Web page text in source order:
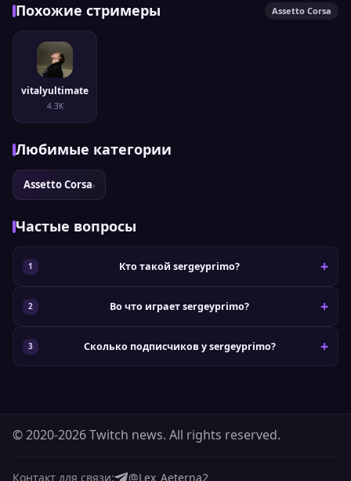
Похожие стримеры Assetto Corsa
vitalyultimate
4.3K
Любимые категории
Assetto Corsa›
Частые вопросы
Кто такой sergeyprimo?
Во что играет sergeyprimo?
Сколько подписчиков у sergeyprimo?
© 2020-2026 Twitch news. All rights reserved.
Контакт для связи: @Lex_Aeterna2